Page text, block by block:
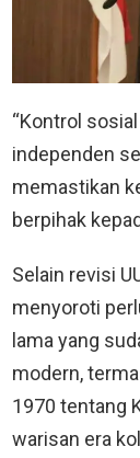
“Kontrol
independen
memastikan
berpihak
Selain revisi
menyoroti
lama yang
modern,
1970 tentang
warisan era